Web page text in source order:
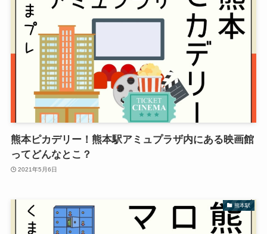
熊本ピカデリー！熊本駅アミュプラザ内にある映画館
ってどんなとこ？
2021年5月6日
熊本駅